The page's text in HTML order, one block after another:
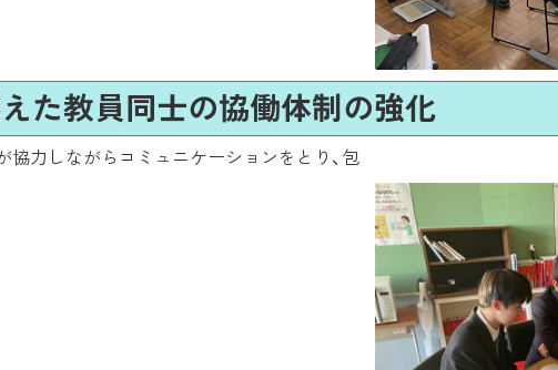
教員同士の協働体制の強化
力しながらコミュニケーションをとり、包